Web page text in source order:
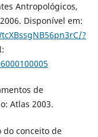
Antropológicos,
Disponível em:
?
de
Atlas 2003.
do conceito de